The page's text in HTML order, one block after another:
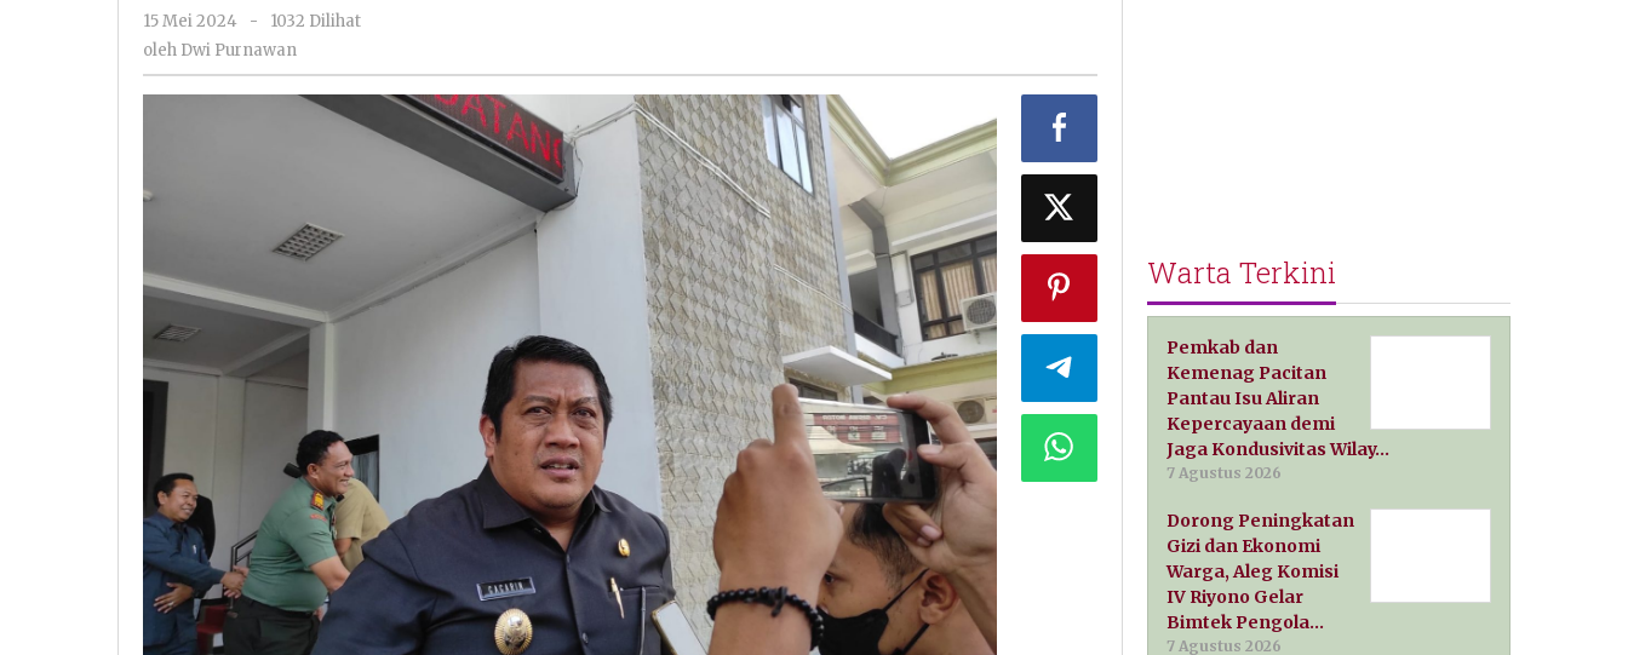
15 Mei 2024
oleh
Dwi
-
1032 Dilihat
oleh Dwi Purnawan
Warta Terkini
Pemkab dan
Kemenag Pacitan
Pantau Isu Aliran
Kepercayaan demi
Jaga Kondusivitas Wilay…
7 Agustus 2026
Dorong Peningkatan
Gizi dan Ekonomi
Warga, Aleg Komisi
IV Riyono Gelar
Bimtek Pengola…
7 Agustus 2026